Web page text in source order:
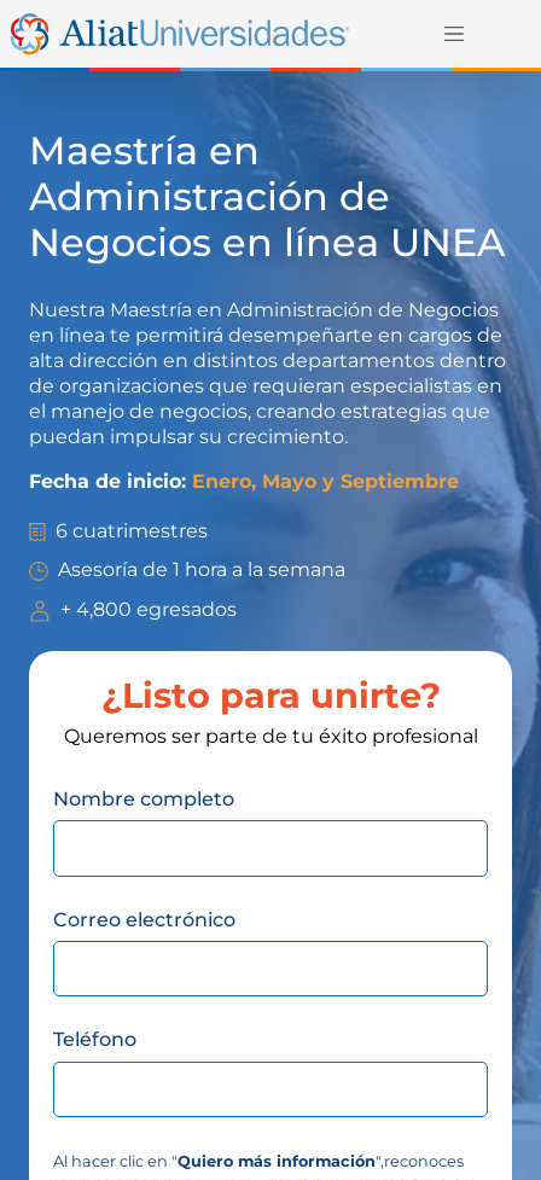
Maestría en
Administración de
Negocios en línea UNEA
Nuestra Maestría en Administración de Negocios
en línea te permitirá desempeñarte en cargos de
alta dirección en distintos departamentos dentro
de organizaciones que requieran especialistas en
el manejo de negocios, creando estrategias que
puedan impulsar su crecimiento.
Fecha de inicio: Enero, Mayo y Septiembre
6 cuatrimestres
Asesoría de 1 hora a la semana
+ 4,800 egresados
¿Listo para unirte?
Queremos ser parte de tu éxito profesional
Nombre completo
Correo electrónico
Teléfono
Al hacer clic en "Quiero más información",reconoces